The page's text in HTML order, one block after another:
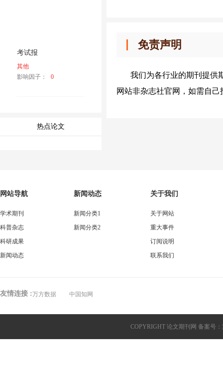
考试报
其他
影响因子：
0
热点论文
免责声明
我们为各行业的期刊提供
网站非杂志社官网，如需自
网站导航
学术期刊
科普杂志
科研成果
新闻动态
新闻动态
新闻分类1
新闻分类2
关于我们
关于网站
重大事件
订阅说明
联系我们
友情连接 :万方数据 中国知网
COPYRIGHT 论文期刊网 备案号：